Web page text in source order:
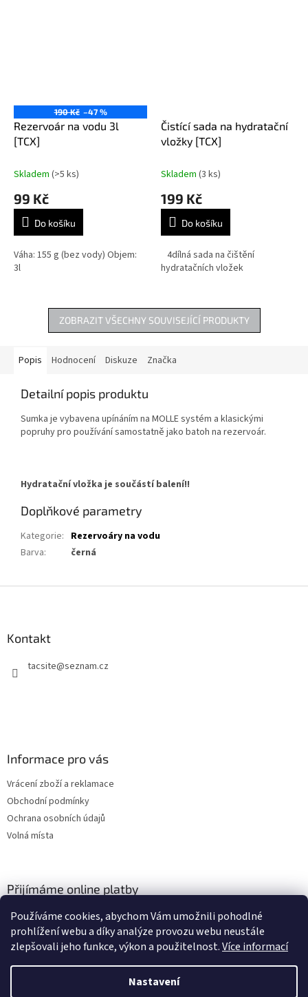
Používáme cookies, abychom Vám umožnili pohodlné
prohlížení webu a díky analýze provozu webu neustále
zlepšovali jeho funkce, výkon a použitelnost.Více informací
Nastavení
190 Kč –47 %
Rezervoár na vodu 3l
[TCX]
Skladem (>5 ks)
99 Kč
Do košíku
Váha: 155 g (bez vody) Objem:
3l
Čistící sada na hydratační
vložky [TCX]
Skladem (3 ks)
199 Kč
Do košíku
4dílná sada na čištění
hydratačních vložek
ZOBRAZIT VŠECHNY SOUVISEJÍCÍ PRODUKTY
Popis Hodnocení Diskuze Značka
Detailní popis produktu
Sumka je vybavena upínáním na MOLLE systém a klasickými
popruhy pro používání samostatně jako batoh na rezervoár.
Hydratační vložka je součástí balení!!
Doplňkové parametry
Kategorie: Rezervoáry na vodu
Barva: černá
Kontakt
tacsite@seznam.cz
Informace pro vás
Vrácení zboží a reklamace
Obchodní podmínky
Ochrana osobních údajů
Volná místa
Přijímáme online platby
Vytvořil Shoptet